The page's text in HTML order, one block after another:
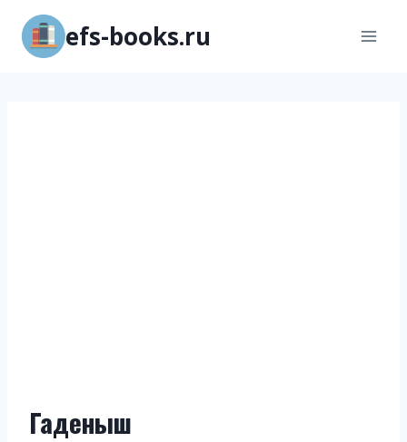
Перейти
содержимому
efs-books.ru
Гаденыш